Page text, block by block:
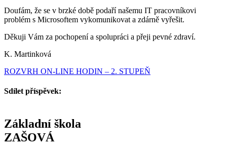
Doufám, že se v brzké době podaří našemu IT pracovníkovi
problém s Microsoftem vykomunikovat a zdárně vyřešit.
Děkuji Vám za pochopení a spolupráci a přeji pevné zdraví.
K. Martinková
ROZVRH ON-LINE HODIN – 2. STUPEŇ
Sdílet příspěvek:
Základní škola
ZAŠOVÁ